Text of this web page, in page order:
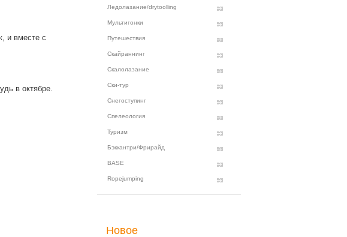
и вместе с
в октябре.
Ледолазание/drytoolling
Мультигонки
Путешествия
Скайраннинг
Скалолазание
Ски-тур
Снегоступинг
Спелеология
Туризм
Бэккантри/Фрирайд
BASE
Ropejumping
Новое